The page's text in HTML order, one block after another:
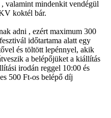
valamint mindenkit vendégül
koktél bár.
adni , ezért maximum 300
időtartama alatt egy
és töltött lepénnyel, akik
a belépőjüket a kiállítás
irodán reggel 10:00 és
500 Ft-os belépő díj